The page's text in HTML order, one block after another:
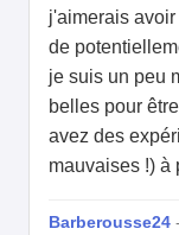
j'aimerais
de
je suis un peu
belles pour
avez des
mauvaises !) à
Barberousse24 -